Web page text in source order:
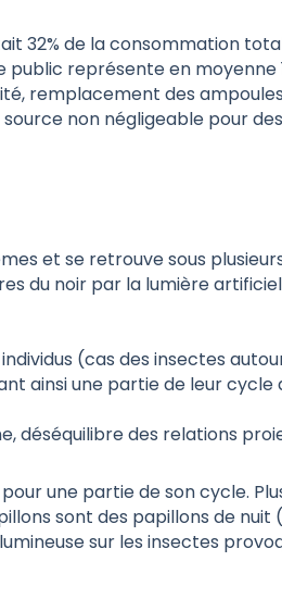
32% de la consommation
représente en moyenne
remplacement des
non négligeable pour
et se retrouve sous
du noir par la lumière
(cas des insectes
ainsi une partie de leur cycle
déséquilibre des relations
une partie de son cycle.
sont des papillons de nuit
sur les insectes